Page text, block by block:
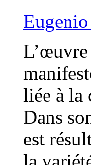
L’œuvre
liée à la
Dans
est